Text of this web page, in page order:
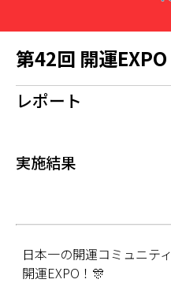
第42回 開運EXPO
レポート
実施結果
日本一の開運コミュニティ
開運EXPO！🎊